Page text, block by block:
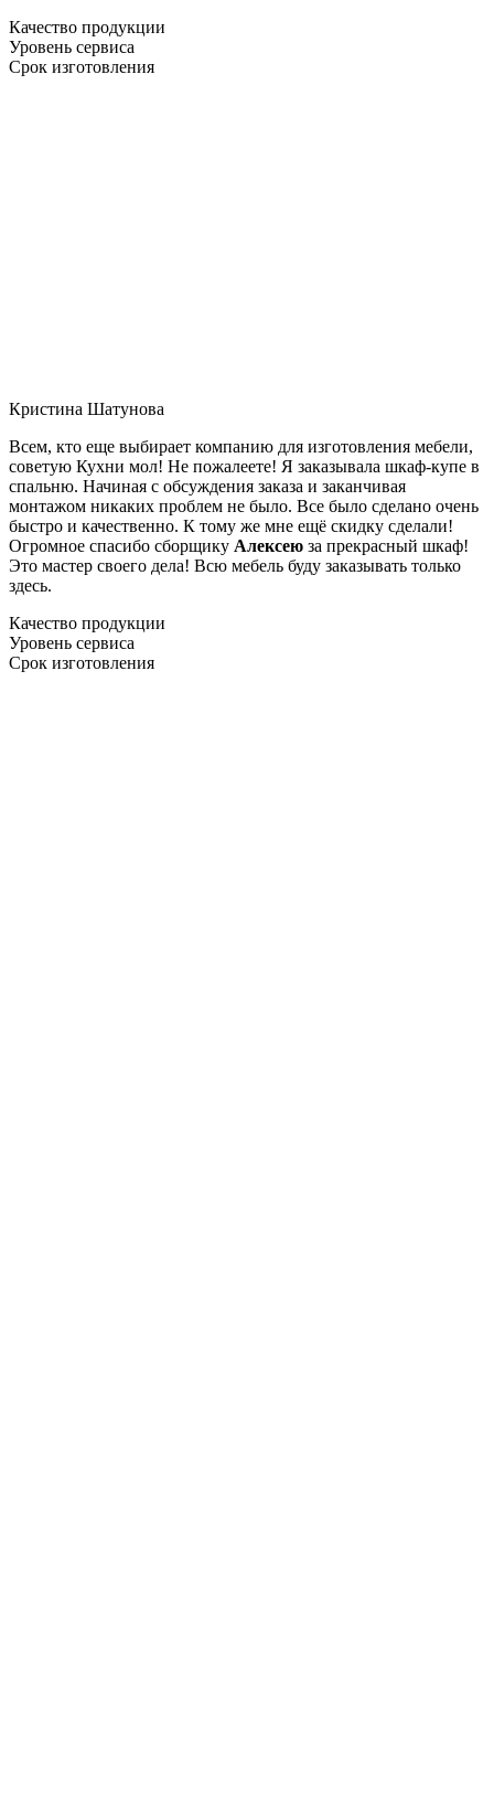
Качество продукции
Уровень сервиса
Срок изготовления
Кристина Шатунова
Всем, кто еще выбирает компанию для изготовления мебели,
советую Кухни мол! Не пожалеете! Я заказывала шкаф-купе в
спальню. Начиная с обсуждения заказа и заканчивая
монтажом никаких проблем не было. Все было сделано очень
быстро и качественно. К тому же мне ещё скидку сделали!
Огромное спасибо сборщику Алексею за прекрасный шкаф!
Это мастер своего дела! Всю мебель буду заказывать только
здесь.
Качество продукции
Уровень сервиса
Срок изготовления